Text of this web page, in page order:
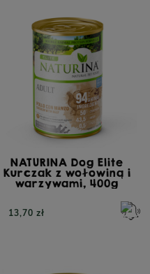
NATURINA Dog Elite
Kurczak z wołowiną i
warzywami, 400g
13,70 zł